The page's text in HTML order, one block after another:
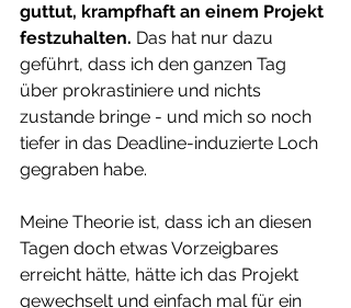
guttut, krampfhaft an einem Projekt
festzuhalten. Das hat nur dazu
geführt, dass ich den ganzen Tag
über prokrastiniere und nichts
zustande bringe - und mich so noch
tiefer in das Deadline-induzierte Loch
gegraben habe.
Meine Theorie ist, dass ich an diesen
Tagen doch etwas Vorzeigbares
erreicht hätte, hätte ich das Projekt
gewechselt und einfach mal für ein